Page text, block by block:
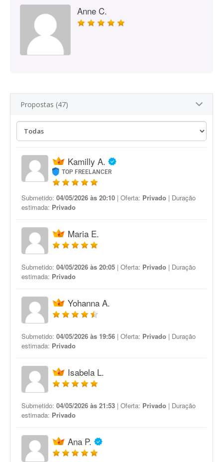
Anne C.
Propostas (47)
Kamilly A.
TOP FREELANCER
Submetido: 04/05/2026 às 20:10 | Oferta: Privado | Duração
estimada: Privado
Maria E.
Submetido: 04/05/2026 às 20:05 | Oferta: Privado | Duração
estimada: Privado
Yohanna A.
Submetido: 04/05/2026 às 19:56 | Oferta: Privado | Duração
estimada: Privado
Isabela L.
Submetido: 04/05/2026 às 21:53 | Oferta: Privado | Duração
estimada: Privado
Ana P.